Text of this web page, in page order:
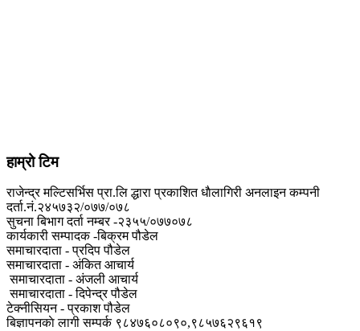
हाम्रो टिम
राजेन्द्र मल्टिसर्भिस प्रा.लि द्धारा प्रकाशित धाैलागिरी अनलाइन कम्पनी
दर्ता.नं.२४५७३२/०७७/०७८
सुचना बिभाग दर्ता नम्बर -२३५५/०७७०७८
कार्यकारी सम्पादक -बिक्रम पौडेल
समाचारदाता - प्रदिप पौडेल
समाचारदाता - अंकित आचार्य
समाचारदाता - अंजली आचार्य
समाचारदाता - दिपेन्द्र पौडेल
टेक्नीसियन - प्रकाश पौडेल
बिज्ञापनकाे लागी सम्पर्क ९८४७६०८०९०,९८५७६२९६१९